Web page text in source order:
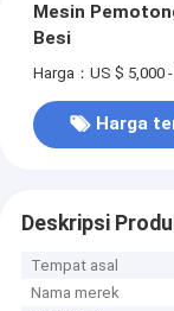
Mesin
Besi
Harga：US $ 5,000
Harga
Deskripsi
Tempat asal
Nama merek